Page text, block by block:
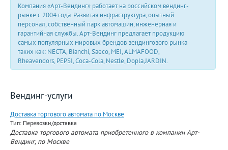
Компания «Арт-Вендинг» работает на российском вендинг-
рынке с 2004 года. Развитая инфраструктура, опытный
персонал, собственный парк автомашин, инженерная и
гарантийная службы. Арт-Вендинг предлагает продукцию
самых популярных мировых брендов вендингового рынка
таких как: NECTA, Bianchi, Saeco, MEI, ALMAFOOD,
Rheavendors, PEPSI, Coca-Cola, Nestle, Dopla,JARDIN.
Вендинг-услуги
Доставка торгового автомата по Москве
Тип: Перевозки/доставка
Доставка торгового автомата приобретенного в компании Арт-
Вендинг, по Москве